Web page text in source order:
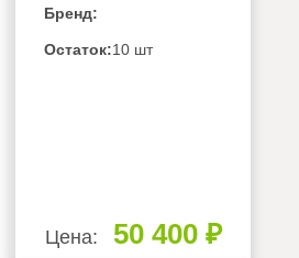
Бренд:
Остаток:10 шт
Цена: 50 400 ₽